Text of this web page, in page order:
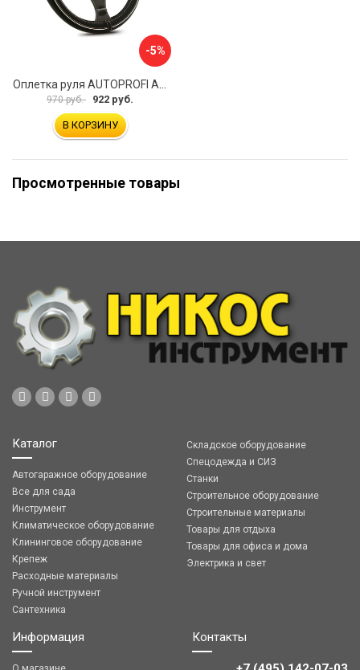
-5%
970 руб. 922 руб.
В КОРЗИНУ
Просмотренные товары
Каталог
Автогаражное оборудование
Все для сада
Инструмент
Климатическое оборудование
Клининговое оборудование
Крепеж
Расходные материалы
Ручной инструмент
Сантехника
Складское оборудование
Спецодежда и СИЗ
Станки
Строительное оборудование
Строительные материалы
Товары для отдыха
Товары для офиса и дома
Электрика и свет
Информация Контакты